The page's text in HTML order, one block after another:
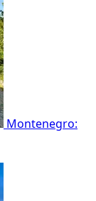
Montenegro: